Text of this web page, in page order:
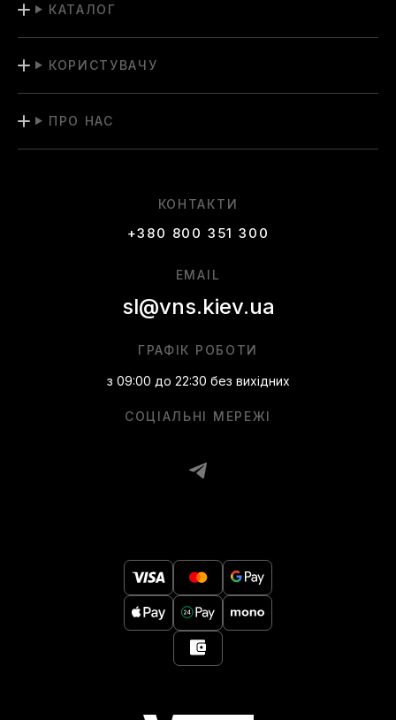
КАТАЛОГ
КОРИСТУВАЧУ
ПРО НАС
КОНТАКТИ
+380 800 351 300
СОЦІАЛЬНІ МЕРЕЖІ
ГРАФІК РОБОТИ
з 09:00 до 22:30 без вихідних
EMAIL
sl@vns.kiev.ua